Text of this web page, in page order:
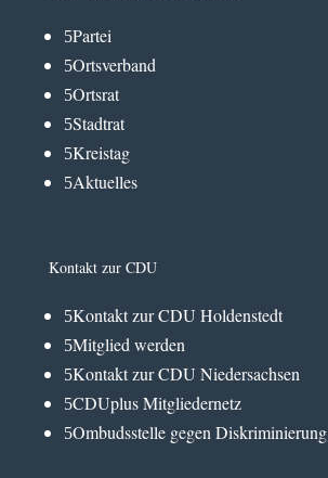
5Partei
5Ortsverband
5Ortsrat
5Stadtrat
5Kreistag
5Aktuelles
Kontakt zur CDU
5Kontakt zur CDU Holdenstedt
5Mitglied werden
5Kontakt zur CDU Niedersachsen
5CDUplus Mitgliedernetz
5Ombudsstelle gegen Diskriminierung